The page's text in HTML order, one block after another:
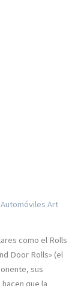
Automóviles Art
como el Rolls
Door Rolls» (el
sus
que la